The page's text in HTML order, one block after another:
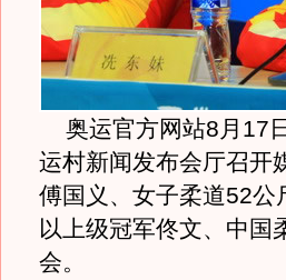
奥运官方网站8月17
运村新闻发布会厅召开
傅国义、女子柔道52公
以上级冠军佟文、中国
会。